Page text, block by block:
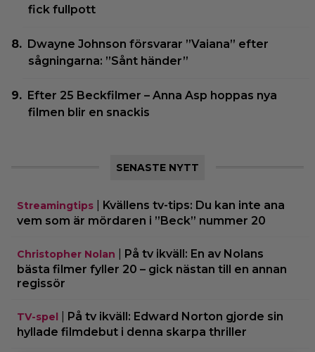
fick fullpott
Dwayne Johnson försvarar ”Vaiana” efter
sågningarna: ”Sånt händer”
Efter 25 Beckfilmer – Anna Asp hoppas nya
filmen blir en snackis
SENASTE NYTT
Streamingtips
Kvällens tv-tips: Du kan inte ana
vem som är mördaren i ”Beck” nummer 20
Christopher Nolan
På tv ikväll: En av Nolans
bästa filmer fyller 20 – gick nästan till en annan
regissör
TV-spel
På tv ikväll: Edward Norton gjorde sin
hyllade filmdebut i denna skarpa thriller